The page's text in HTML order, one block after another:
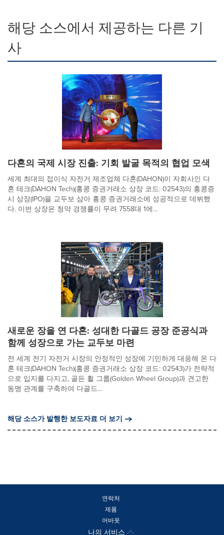
해당 소스에서 제공하는 다른 기
사
다혼의 국제 시장 진출: 기회 발굴 목적의 협업 모색
세계 최대의 접이식 자전거 제조업체 다혼(DAHON)이 자회사인 다
혼 테크(DAHON Tech)(홍콩 증권거래소 상장 코드: 02543)의 홍콩증
시 상장(IPO)을 교두보 삼아 홍콩 증권거래소에 성공적으로 데뷔했
다. 이번 상장은 청약 경쟁률이 무려 7558대 1에...
새로운 장을 연 다혼: 성대한 다골드 공장 준공식과
함께 성장으로 가는 교두보 마련
전 세계 전기 자전거 시장의 안정적인 성장에 기민하게 대응해 온 다
혼 테크(DAHON Tech)(홍콩 증권거래소 상장 코드: 02543)가 전략적
으로 입지를 다지고, 골든 휠 그룹(Golden Wheel Group)과 견고한
동맹 관계를 구축하여 다골드...
해당 소스가 발행한 보도자료 더 보기
연락처
제품
어바웃
나의 서비스